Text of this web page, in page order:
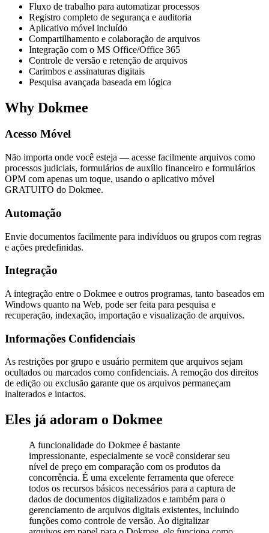
Fluxo de trabalho para automatizar processos
Registro completo de segurança e auditoria
Aplicativo móvel incluído
Compartilhamento e colaboração de arquivos
Integração com o MS Office/Office 365
Controle de versão e retenção de arquivos
Carimbos e assinaturas digitais
Pesquisa avançada baseada em lógica
Why Dokmee
Acesso Móvel
Não importa onde você esteja — acesse facilmente arquivos como
processos judiciais, formulários de auxílio financeiro e formulários
OPM com apenas um toque, usando o aplicativo móvel
GRATUITO do Dokmee.
Automação
Envie documentos facilmente para indivíduos ou grupos com regras
e ações predefinidas.
Integração
A integração entre o Dokmee e outros programas, tanto baseados em
Windows quanto na Web, pode ser feita para pesquisa e
recuperação, indexação, importação e visualização de arquivos.
Informações Confidenciais
As restrições por grupo e usuário permitem que arquivos sejam
ocultados ou marcados como confidenciais. A remoção dos direitos
de edição ou exclusão garante que os arquivos permaneçam
inalterados e intactos.
Eles já adoram o Dokmee
A funcionalidade do Dokmee é bastante
impressionante, especialmente se você considerar seu
nível de preço em comparação com os produtos da
concorrência. É uma excelente ferramenta que oferece
todos os recursos básicos necessários para a captura de
dados de documentos digitalizados e também para o
gerenciamento de arquivos digitais existentes, incluindo
funções como controle de versão. Ao digitalizar